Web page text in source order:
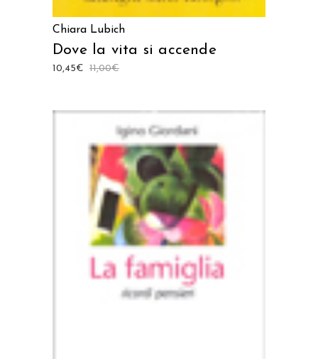
Chiara Lubich
Dove la vita si accende
11,00€
10,45€
AGGIUNGI AL CARRELLO